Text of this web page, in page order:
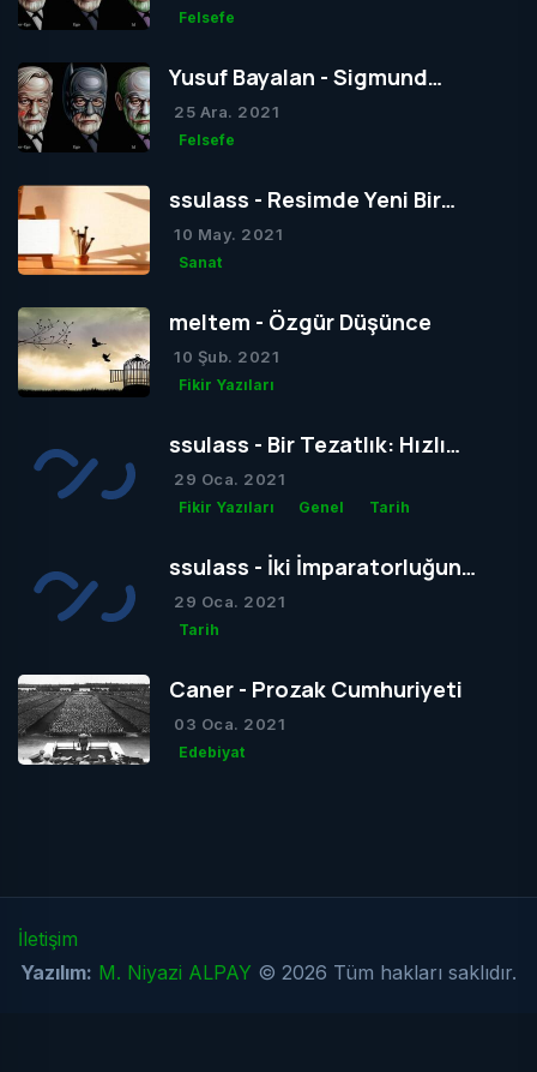
Felsefe
Yusuf Bayalan - Sigmund
Freud’un Yapısal Kuramı
25 Ara. 2021
Felsefe
ssulass - Resimde Yeni Bir
Dönem mi Yoksa Bir Dönemin
Sonu mu?
10 May. 2021
Sanat
meltem - Özgür Düşünce
10 Şub. 2021
Fikir Yazıları
ssulass - Bir Tezatlık: Hızlı
Yaşam, Yavaş Gelişim
29 Oca. 2021
Fikir Yazıları Genel Tarih
ssulass - İki İmparatorluğun
Çağdaşlığa Giden Yolda
Birbiriyle Olan Gizli Rekabeti
29 Oca. 2021
Tarih
Caner - Prozak Cumhuriyeti
03 Oca. 2021
Edebiyat
İletişim
Yazılım: M. Niyazi ALPAY © 2026 Tüm hakları saklıdır.